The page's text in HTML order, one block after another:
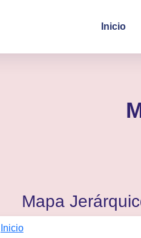
Inicio
Mapa
Inicio